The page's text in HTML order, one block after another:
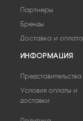
Партнеры
Бренды
Доставка и оплата
ИНФОРМАЦИЯ
Представительства
Условия оплаты и
доставки